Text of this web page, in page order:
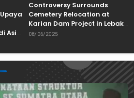
Asia
Controversy Surrounds
Cemetery Relocation at
Karian Dam Project in Lebak,
Banten
08/06/2025